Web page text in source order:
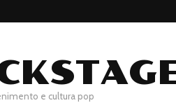
e cultura pop